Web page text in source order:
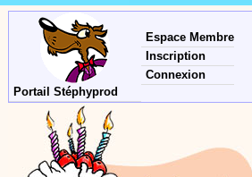
Portail Stéphyprod
Espace Membre
Inscription
Connexion